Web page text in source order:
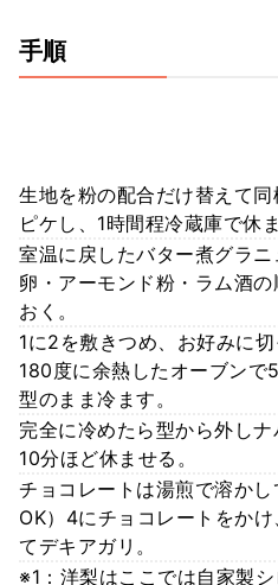
手順
生地を粉の配合だけ替えて
ピケし、1時間程冷蔵庫で休ま
室温に戻したバター煮グラニ
卵・アーモンド粉・ラム酒
おく。
1に2を敷きつめ、お好みに切
180度に余熱したオーブンで
型のまま冷ます。
完全に冷めたら型から外し
10分ほど休ませる。
チョコレートは湯煎で溶か
OK）4にチョコレートをか
てデキアガリ。
※1：洋梨はここでは自家製